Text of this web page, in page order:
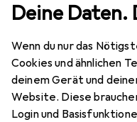
Deine Daten.
Wenn du nur das
Cookies und ähnlichen
deinem Gerät und
Website. Diese
Login und
Bürobedarf
Büroklammer
Produkte Forum